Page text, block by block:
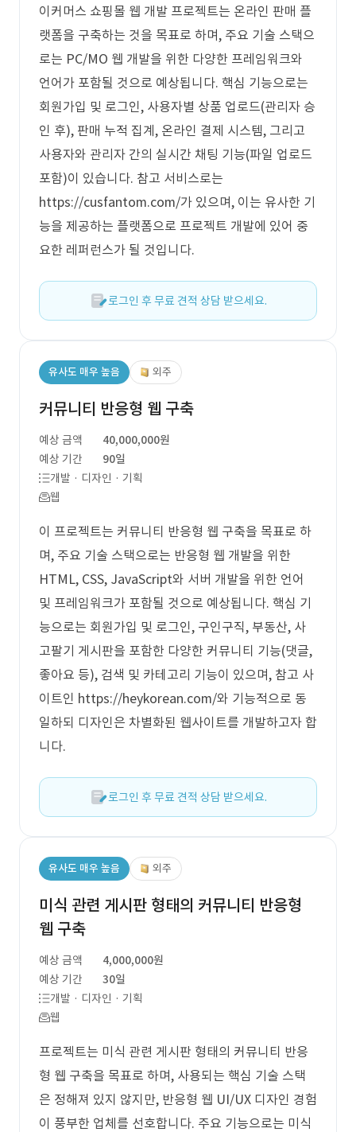
이커머스 쇼핑몰 웹 개발 프로젝트는 온라인 판매 플
랫폼을 구축하는 것을 목표로 하며, 주요 기술 스택으
로는 PC/MO 웹 개발을 위한 다양한 프레임워크와
언어가 포함될 것으로 예상됩니다. 핵심 기능으로는
회원가입 및 로그인, 사용자별 상품 업로드(관리자 승
인 후), 판매 누적 집계, 온라인 결제 시스템, 그리고
사용자와 관리자 간의 실시간 채팅 기능(파일 업로드
포함)이 있습니다. 참고 서비스로는
https://cusfantom.com/가 있으며, 이는 유사한 기
능을 제공하는 플랫폼으로 프로젝트 개발에 있어 중
요한 레퍼런스가 될 것입니다.
로그인 후 무료 견적 상담 받으세요.
유사도 매우 높음 외주
커뮤니티 반응형 웹 구축
예상 금액
40,000,000원
예상 기간
90일
개발 · 디자인 · 기획
웹
이 프로젝트는 커뮤니티 반응형 웹 구축을 목표로 하
며, 주요 기술 스택으로는 반응형 웹 개발을 위한
HTML, CSS, JavaScript와 서버 개발을 위한 언어
및 프레임워크가 포함될 것으로 예상됩니다. 핵심 기
능으로는 회원가입 및 로그인, 구인구직, 부동산, 사
고팔기 게시판을 포함한 다양한 커뮤니티 기능(댓글,
좋아요 등), 검색 및 카테고리 기능이 있으며, 참고 사
이트인 https://heykorean.com/와 기능적으로 동
일하되 디자인은 차별화된 웹사이트를 개발하고자 합
니다.
로그인 후 무료 견적 상담 받으세요.
유사도 매우 높음 외주
미식 관련 게시판 형태의 커뮤니티 반응형
웹 구축
예상 금액
4,000,000원
예상 기간
30일
개발 · 디자인 · 기획
웹
프로젝트는 미식 관련 게시판 형태의 커뮤니티 반응
형 웹 구축을 목표로 하며, 사용되는 핵심 기술 스택
은 정해져 있지 않지만, 반응형 웹 UI/UX 디자인 경험
이 풍부한 업체를 선호합니다. 주요 기능으로는 미식